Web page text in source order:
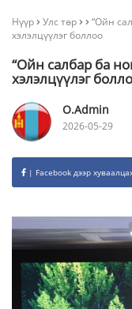
Нүүр Улс төр
“Ойн
хэлэлцүүлэг боллоо
“Ойн салбар ба
хэлэлцүүлэг
O.Admin
2026-05-29
| Facebook дээр